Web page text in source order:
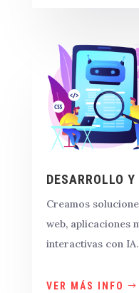
DESARROLLO
Creamos
web, aplicaciones
interactivas con IA.
VER MÁS INFO